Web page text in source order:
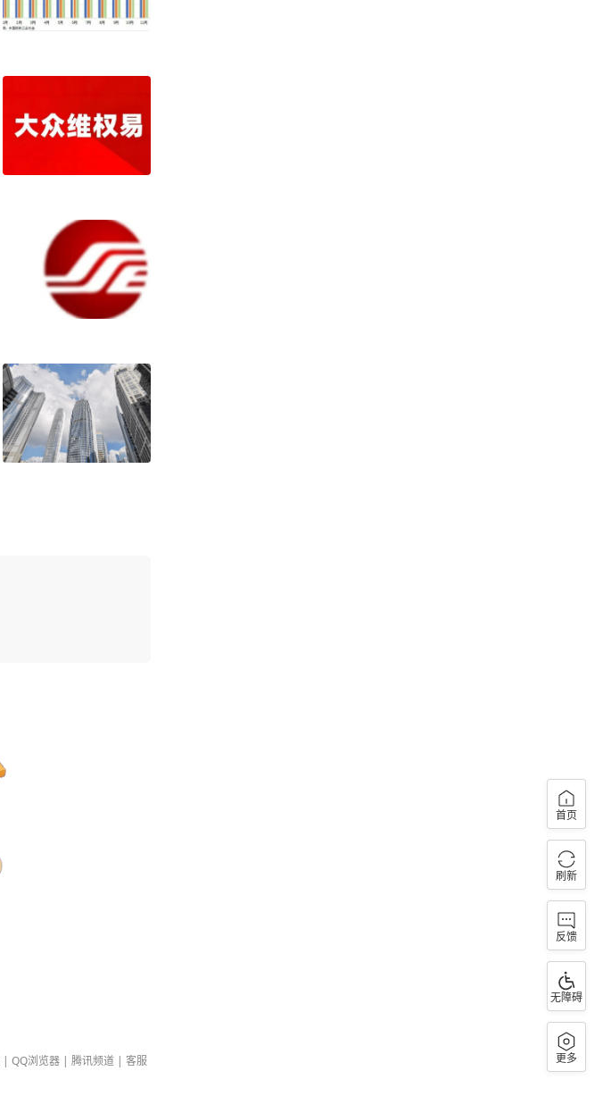
| QQ浏览器 | 腾讯频道 | 客服
首页
刷新
反馈
无障碍
更多